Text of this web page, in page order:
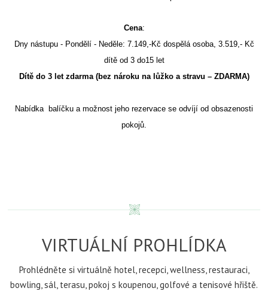
Cena:
Dny nástupu - Pondělí - Neděle: 7.149,-Kč dospělá osoba, 3.519,- Kč
dítě od 3 do15 let
Dítě do 3 let zdarma (bez nároku na lůžko a stravu – ZDARMA)
Nabídka balíčku a možnost jeho rezervace se odvíjí od obsazenosti
pokojů.
VIRTUÁLNÍ PROHLÍDKA
Prohlédněte si virtuálně hotel, recepci, wellness, restauraci,
bowling, sál, terasu, pokoj s koupenou, golfové a tenisové hřiště.